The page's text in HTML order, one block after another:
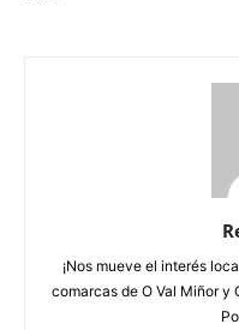
¡Nos mueve el interés
comarcas de O Val Miñor y